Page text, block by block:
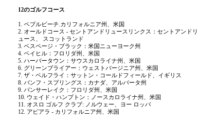
12のゴルフコース
1. ペブルビーチ.カリフォルニア州、米国
2. オールドコース - セントアンドリュースリンクス：セントアンドリ
ュース、 スコットランド
3. ベスページ・ブラック：米国ニューヨーク州
4. ベイヒル：フロリダ州、米国
5. ハーバータウン：サウスカロライナ州、米国
6. グリーンブライアー：ウェストバージニア州、米国
7. ザ・ベルフライ：サットン・コールドフィールド、イギリス
8. バンフ・スプリングス：カナダ、アルバータ州
9. パンサーレイク：フロリダ州、米国
10. ウェイド・ハンプトン：ノースカロライナ州、米国
11. オスロ ゴルフ クラブ: ノルウェー、ヨー ロッパ
12. アビアラ - カリフォルニア州、米国